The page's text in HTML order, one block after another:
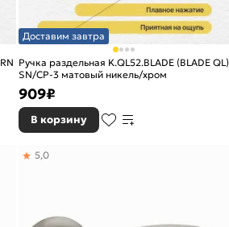
Доставим завтра
Ручка раздельная K.QL52.BLADE (BLADE QL)
SN/CP-3 матовый никель/хром
909₽
В корзину
5,0